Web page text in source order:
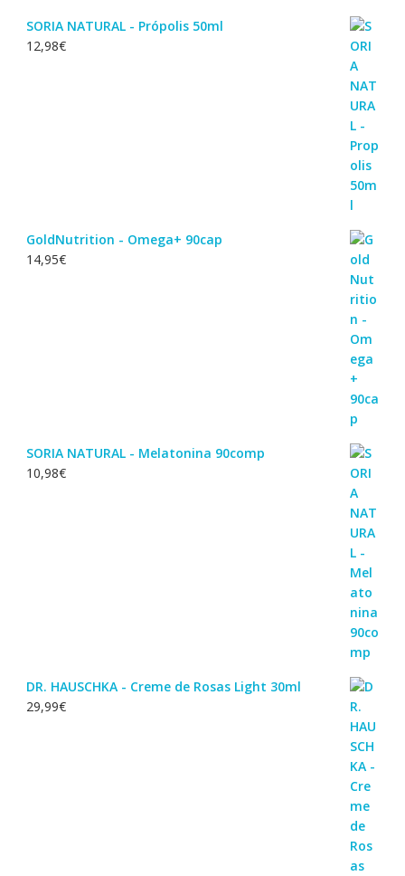
SORIA NATURAL - Própolis 50ml
12,98€
GoldNutrition - Omega+ 90cap
14,95€
SORIA NATURAL - Melatonina 90comp
10,98€
DR. HAUSCHKA - Creme de Rosas Light 30ml
29,99€